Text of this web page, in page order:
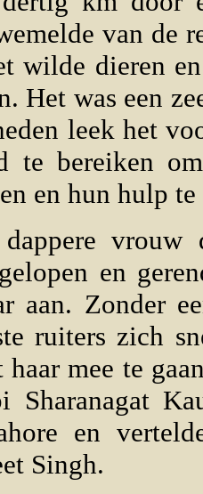
van de
wilde dieren
Het was een
leek het
te bereiken
en hun hulp te
en
aan. Zonder
ruiters zich
haar mee te
Sharanagat
en
Singh.